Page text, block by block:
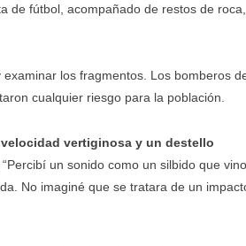
de fútbol, acompañado de restos de roca,
los fragmentos. Los bomberos
cualquier riesgo para la población.
vertiginosa y un destello
un sonido como un silbido que vino
No imaginé que se tratara de un